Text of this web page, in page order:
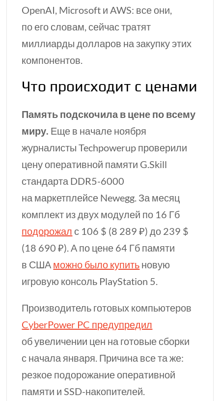
OpenAI, Microsoft и AWS: все они,
по его словам, сейчас тратят
миллиарды долларов на закупку этих
компонентов.
Что происходит с ценами
Память подскочила в цене по всему
миру. Еще в начале ноября
журналисты Techpowerup проверили
цену оперативной памяти G.Skill
стандарта DDR5-6000
на маркетплейсе Newegg. За месяц
комплект из двух модулей по 16 Гб
подорожал с 106 $⁣ (8 289 ₽) до 239 $⁣
(18 690 ₽). А по цене 64 Гб памяти
в США можно было купить новую
игровую консоль PlayStation 5.
Производитель готовых компьютеров
CyberPower PC предупредил
об увеличении цен на готовые сборки
с начала января. Причина всета же:
резкое подорожание оперативной
памяти иSSD-накопителей.